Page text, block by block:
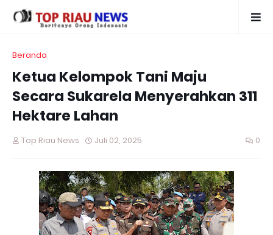
Beranda
Ketua Kelompok Tani Maju
Secara Sukarela Menyerahkan 311
Hektare Lahan
Top Riau News Juli 02, 2025 0